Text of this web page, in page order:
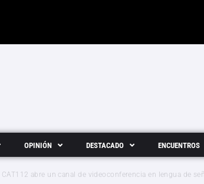
OPINIÓN DESTACADO ENCUENTROS
CAT112 abre un canal de videoconferencia en lengua de